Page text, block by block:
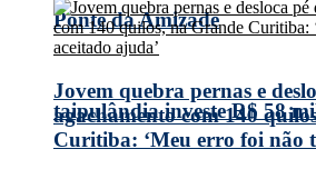
Ponte da Amizade
taipulândia investe R$ 58
Jovem quebra pernas e
agachamento com 140
Curitiba: ‘Meu erro foi não